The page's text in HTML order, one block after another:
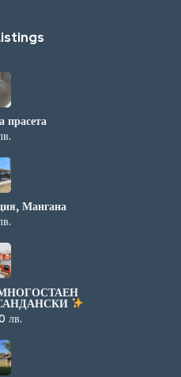
прасета
Мангана
лв.